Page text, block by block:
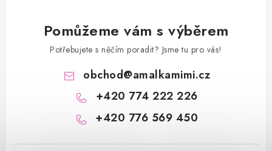
Pomůžeme vám s výběrem
Potřebujete s něčím poradit? Jsme tu pro vás!
obchod@amalkamimi.cz
+420 774 222 226
+420 776 569 450